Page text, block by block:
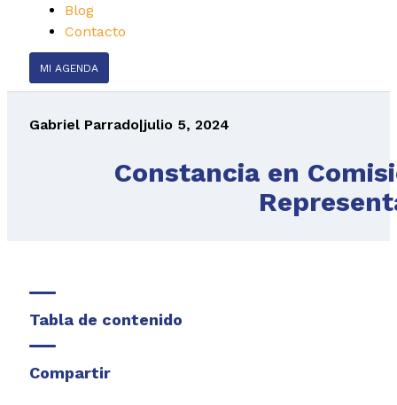
Blog
Contacto
MI AGENDA
Gabriel Parrado|julio 5, 2024
Constancia en
Tabla de contenido
Compartir